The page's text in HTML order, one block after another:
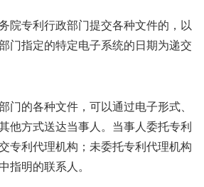
院专利行政部门提交各种文件的，以
门指定的特定电子系统的日期为递交
门的各种文件，可以通过电子形式、
他方式送达当事人。当事人委托专利
专利代理机构；未委托专利代理机构
指明的联系人。